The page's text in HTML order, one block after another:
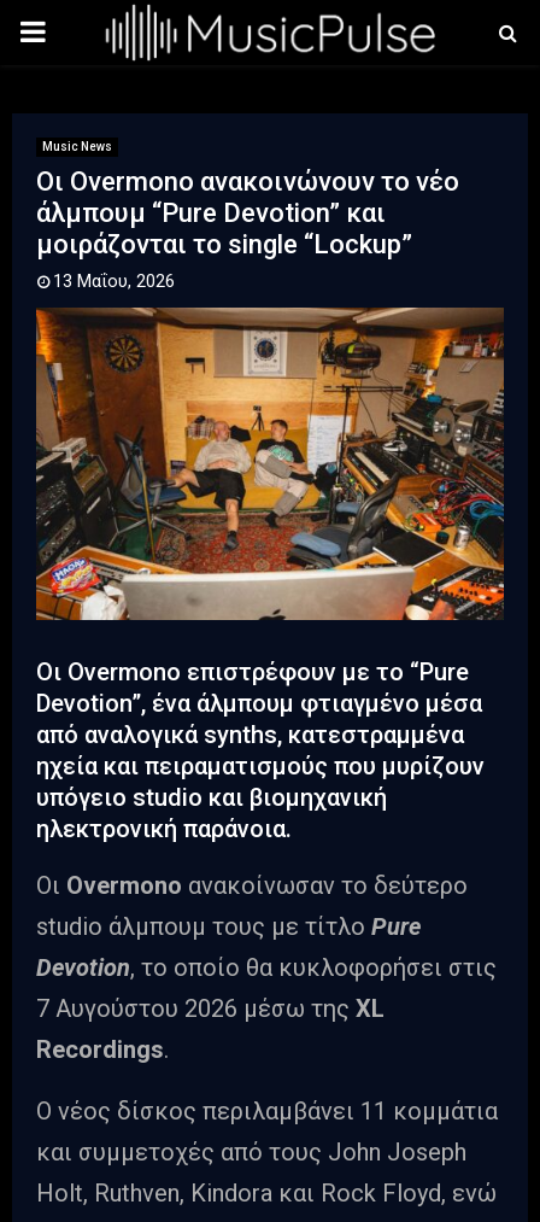
PRIMARY
Music News
Οι Overmono ανακοινώνουν το νέο
άλμπουμ “Pure Devotion” και
μοιράζονται το single “Lockup”
13 Μαΐου, 2026
Οι Overmono επιστρέφουν με το “Pure
Devotion”, ένα άλμπουμ φτιαγμένο μέσα
από αναλογικά synths, κατεστραμμένα
ηχεία και πειραματισμούς που μυρίζουν
υπόγειο studio και βιομηχανική
ηλεκτρονική παράνοια.
Οι Overmono ανακοίνωσαν το δεύτερο
studio άλμπουμ τους με τίτλο Pure
Devotion, το οποίο θα κυκλοφορήσει στις
7 Αυγούστου 2026 μέσω της XL
Recordings.
Ο νέος δίσκος περιλαμβάνει 11 κομμάτια
και συμμετοχές από τους John Joseph
Holt, Ruthven, Kindora και Rock Floyd, ενώ